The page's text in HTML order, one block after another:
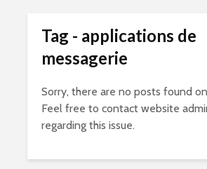
Tag - applications de
messagerie
Sorry, there are no posts found
Feel free to contact website
regarding this issue.